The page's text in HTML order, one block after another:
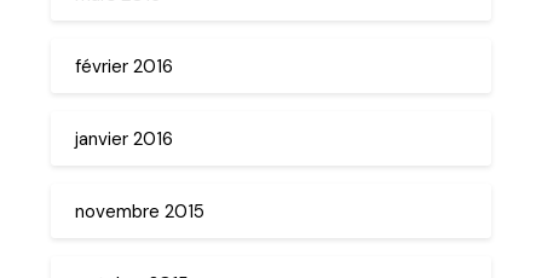
février 2016
janvier 2016
novembre 2015